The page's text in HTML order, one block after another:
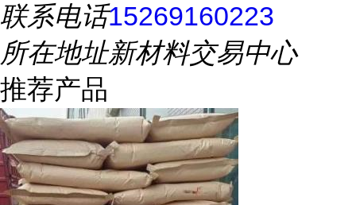
联系电话15269160223
所在地址新材料交易中心
推荐产品